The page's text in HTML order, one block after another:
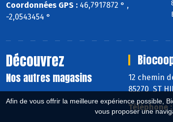
Afin de vous offrir la meilleure expérience possible,
vous proposer une
Coordonnées GPS : 46,7917872 ° ,
-2,0543454 °
Découvrez
Nos autres magasins
12 chemin
85270 ST
Téléphone :